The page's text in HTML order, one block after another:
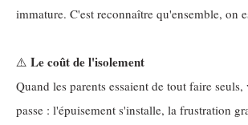
immature. C'est reconnaître qu'ensemble, on
⚠️ Le coût de l'isolement
Quand les parents essaient de tout faire
passe : l'épuisement s'installe, la frustration